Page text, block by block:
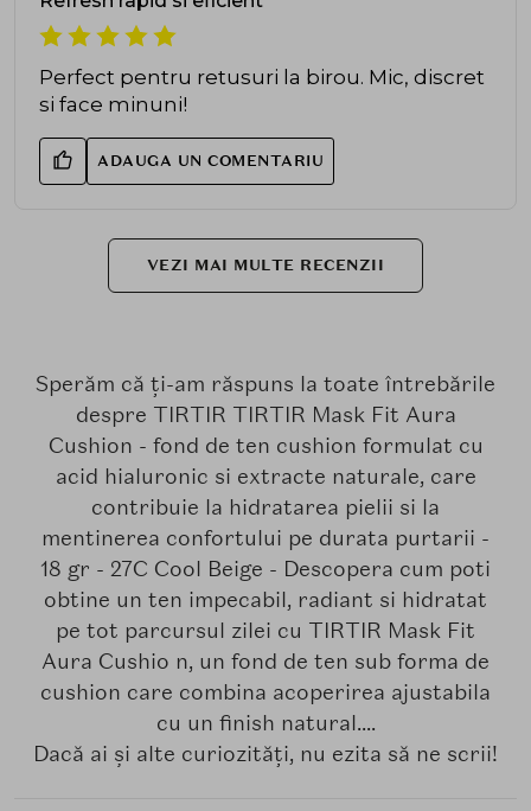
Perfect pentru retusuri la birou. Mic, discret
si face minuni!
ADAUGA UN COMENTARIU
VEZI MAI MULTE RECENZII
Sperăm că ți-am răspuns la toate întrebările
despre TIRTIR TIRTIR Mask Fit Aura
Cushion - fond de ten cushion formulat cu
acid hialuronic si extracte naturale, care
contribuie la hidratarea pielii si la
mentinerea confortului pe durata purtarii -
18 gr - 27C Cool Beige - Descopera cum poti
obtine un ten impecabil, radiant si hidratat
pe tot parcursul zilei cu TIRTIR Mask Fit
Aura Cushio n, un fond de ten sub forma de
cushion care combina acoperirea ajustabila
cu un finish natural....
Dacă ai și alte curiozități, nu ezita să ne scrii!